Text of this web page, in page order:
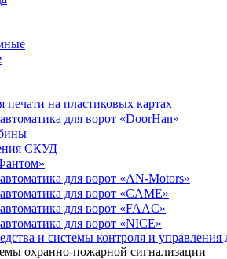
печати на пластиковых картах
для ворот «DoorHan»
СКУД
для ворот «AN-Motors»
для ворот «CAME»
для ворот «FAAC»
для ворот «NICE»
и системы контроля и управления
охранно-пожарной сигнализации